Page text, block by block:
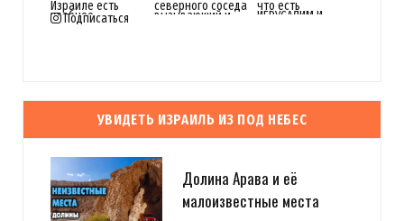
Подписаться
УВИДЕТЬ ИЗРАИЛЬ ИЗ ПОД НЕБЕС
Долина Арава и её
малоизвестные места